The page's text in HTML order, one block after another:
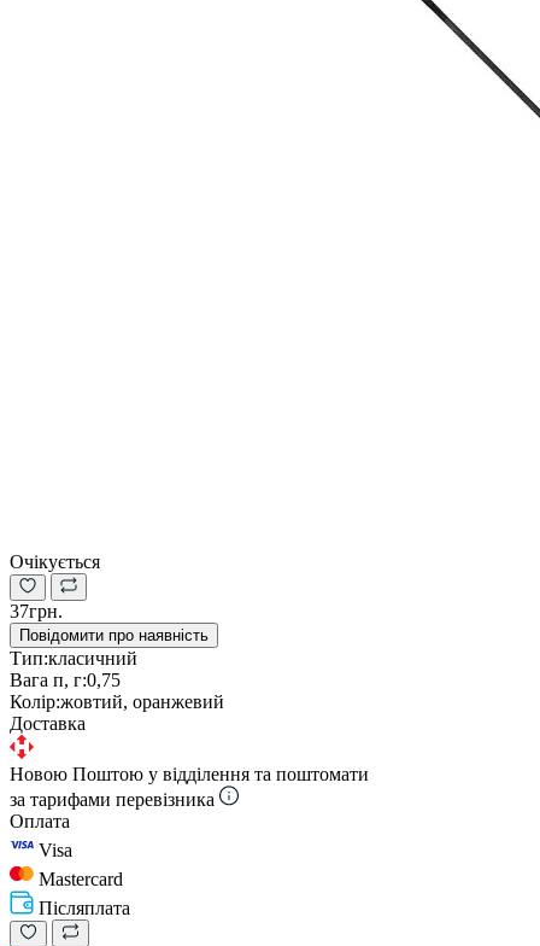
Очікується
37грн.
Повідомити про наявність
Тип:класичний
Вага п, г:0,75
Колір:жовтий, оранжевий
Доставка
Новою Поштою у відділення та поштомати
за тарифами перевізника
Оплата
Visa
Mastercard
Післяплата